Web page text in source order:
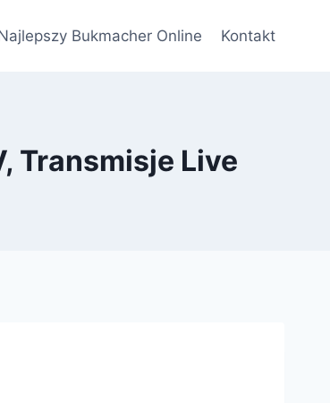
Bukmacher Online Kontakt
Transmisje Live